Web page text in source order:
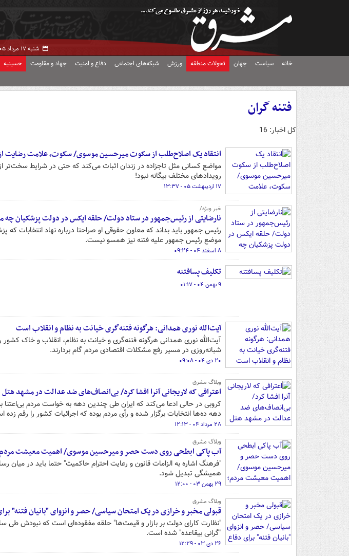
شنبه ۱۷ مرداد ۱۴۰۵ -
خانه سیاست جهان تحولات منطقه ورزش شبکه‌های اجتماعی دفاع و امنیت جهاد و مقاومت حسینیه
فتنه گران
کل اخبار: 16
انتقاد یک اصلاح‌طلب از سکوت میرحسین موسوی/ سکوت، علامت رضایت
مواضع کسانی مثل تاجزاده در زندان اثبات می‌کند که حتی در شرایط
رویدادهای مختلف بیگانه نبود!
۱۷ اردیبهشت ۰۵ - ۱۳:۳۷
خبر ویژه/
نارضایتی از رئیس‌جمهور در ستاد دولت/ حلقه ایکس در دولت پزشکیان چه
رئیس جمهور باید بداند که معاون حقوقی او صراحتا درباره نهاد انتخابات که
موضع رئیس جمهور علیه فتنه نیز همسو نیست.
۸ اسفند ۰۴ - ۰۹:۲۴
تکلیف پسافتنه
۹ بهمن ۰۴ - ۰۱:۱۷
آیت‌الله نوری همدانی: هرگونه فتنه‌گری خیانت به نظام و انقلاب است
آیت‌الله نوری همدانی هرگونه فتنه‌گری و خیانت به نظام، انقلاب و خاک
شبانه‌روزی در مسیر رفع مشکلات اقتصادی مردم گام بردارند.
۲۰ دی ۰۴ - ۰۹:۰۸
وبلاگ مشرق
اعترافی که لاریجانی آنرا افشا کرد/ بی‌انصاف‌های ضد عدالت در مشهد هتل ۵ ستاره ساخته‌اند!
کروبی در حالی ادعا می‌کند که ایران طی چندین دهه به خواست مردم
دهه ده‌ها انتخابات برگزار شده و رأی مردم بوده که اجرائیات کشور را رقم زده
۲۸ مرداد ۰۴ - ۱۲:۱۳
وبلاگ مشرق
آب پاکی ابطحی روی دست حصر و میرحسین موسوی/ اهمیت معیشت
"فرهنگ اشاره به الزامات قانون و رعایت احترام حاکمیت" حتما باید در میان
همیشگی تبدیل شود.
۲۹ بهمن ۰۳ - ۱۲:۰۰
وبلاگ مشرق
قبولی مخبر و خرازی در یک امتحان سیاسی/ حصر و انزوای "بانیان فتنه"
"نظارت کارای دولت بر بازار و قیمت‌ها" حلقه مفقوده‌ای است که نبودش طی
"گرانی بیقاعده" شده است.
۲۶ دی ۰۳ - ۱۲:۲۹